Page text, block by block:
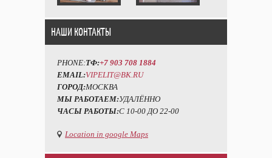
НАШИ КОНТАКТЫ
PHONE:ТФ:+7 903 708 1884
EMAIL:VIPELIT@BK.RU
ГОРОД:МОСКВА
МЫ РАБОТАЕМ:УДАЛЁННО
ЧАСЫ РАБОТЫ:С 10-00 ДО 22-00
Location in google Maps